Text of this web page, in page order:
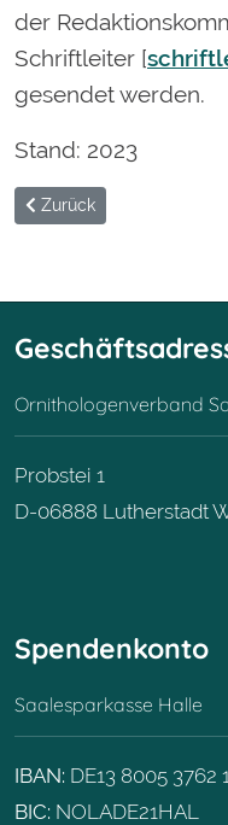
der
Schriftleiter [
gesendet werden.
Stand: 2023
Vorheriger Beitrag: Apus -
Zurück
Ornithologenverband
Probstei 1
D-06888 Lutherstadt
Spendenkonto
Saalesparkasse Halle
IBAN: DE13 8005 3762
BIC: NOLADE21HAL